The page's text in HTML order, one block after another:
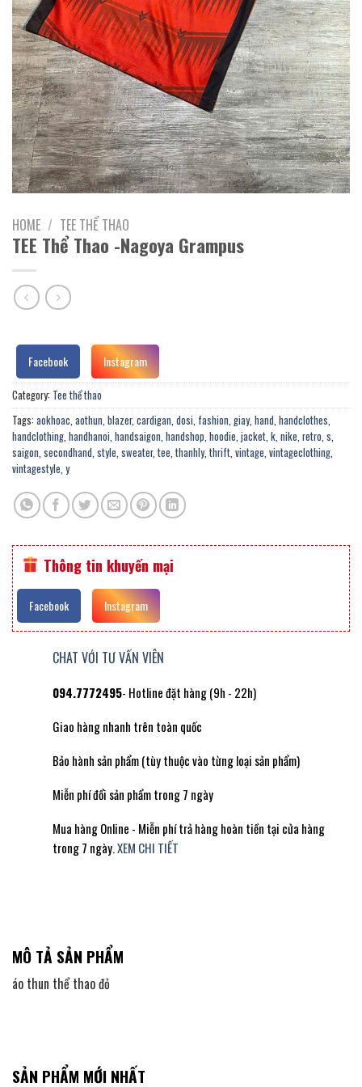
HOME / TEE THỂ THAO
TEE Thể Thao -Nagoya Grampus
Facebook Instagram
Category: Tee thể thao
Tags: aokhoac aothun blazer, cardigan dosi fashion giay, hand handclothes
handclothing handhanoi handsaigon handshop hoodie jacket k nike retro s
saigon secondhand style sweater, tee thanhly, thrift vintage vintageclothing
vintagestyle y
Thông tin khuyến mại
Facebook Instagram
CHAT VỚI TƯ VẤN VIÊN
094.7772495- Hotline đặt hàng (9h - 22h)
Giao hàng nhanh trên toàn quốc
Bảo hành sản phẩm (tùy thuộc vào từng loại sản phẩm)
Miễn phí đổi sản phẩm trong 7 ngày
Mua hàng Online - Miễn phí trả hàng hoàn tiền tại cửa hàng
trong 7 ngày.XEM CHI TIẾT
MÔ TẢ SẢN PHẨM
áo thun thể thao đỏ
SẢN PHẨM MỚI NHẤT